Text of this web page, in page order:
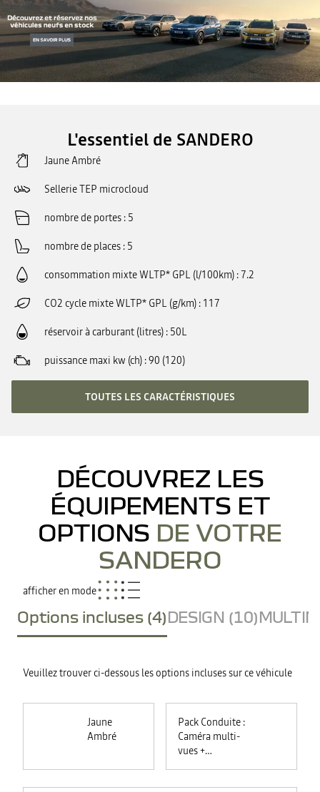
L'essentiel de SANDERO
Jaune Ambré
Sellerie TEP microcloud
nombre de portes 5
nombre de places 5
consommation mixte WLTP* GPL (l/100km) 7.2
CO2 cycle mixte WLTP* GPL (g/km) 117
réservoir à carburant (litres) 50L
puissance maxi kw (ch) 90 (120)
TOUTES LES CARACTÉRISTIQUES
DÉCOUVREZ LES
ÉQUIPEMENTS ET
OPTIONS DE VOTRE
SANDERO
afficher en mode
Options incluses (4)DESIGN (10)
Veuillez trouver ci-dessous les options incluses sur ce véhicule
Jaune
Ambré
Pack Conduite :
Caméra multi-
vues +